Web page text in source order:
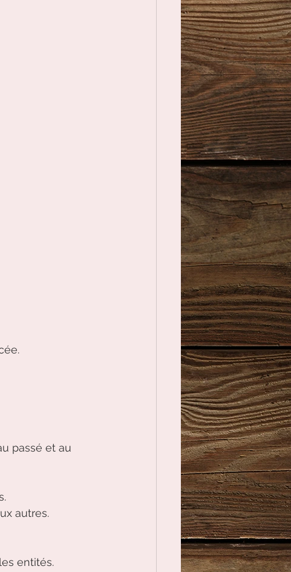
passé et au
autres.
entités.